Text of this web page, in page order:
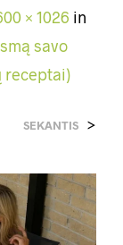
× 1026 in
savo
receptai)
SEKANTIS >